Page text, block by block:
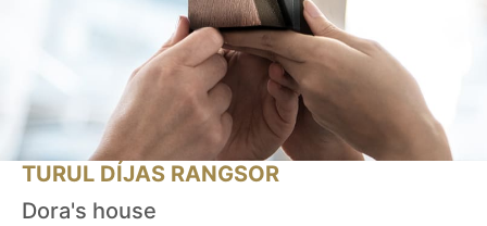
TURUL DÍJAS RANGSOR
Dora's house